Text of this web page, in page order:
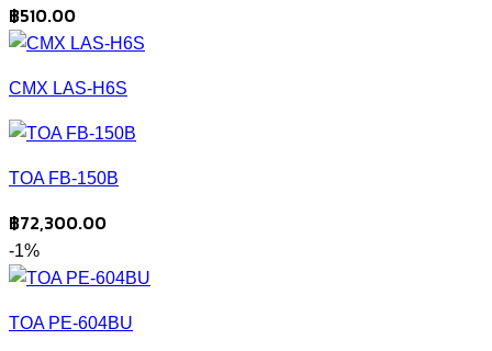
฿510.00
CMX LAS-H6S
TOA FB-150B
฿72,300.00
-1%
TOA PE-604BU